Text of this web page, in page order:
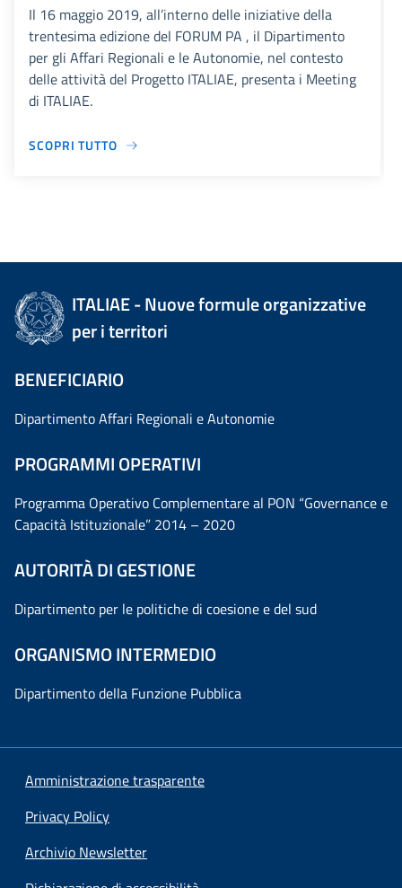
Il 16 maggio 2019, all’interno delle iniziative della
trentesima edizione del FORUM PA , il Dipartimento
per gli Affari Regionali e le Autonomie, nel contesto
delle attività del Progetto ITALIAE, presenta i Meeting
di ITALIAE.
SCOPRI TUTTO
ITALIAE - Nuove formule organizzative
per i territori
BENEFICIARIO
Dipartimento Affari Regionali e Autonomie
PROGRAMMI OPERATIVI
Programma Operativo Complementare al PON “Governance e
Capacità Istituzionale” 2014 – 2020
AUTORITÀ DI GESTIONE
Dipartimento per le politiche di coesione e del sud
ORGANISMO INTERMEDIO
Dipartimento della Funzione Pubblica
Amministrazione trasparente
Privacy Policy
Archivio Newsletter